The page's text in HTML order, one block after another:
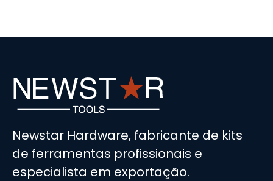
Newstar Hardware, fabricante de kits
de ferramentas profissionais e
especialista em exportação.